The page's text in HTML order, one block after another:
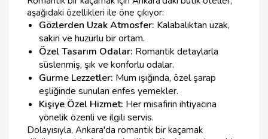
aşağıdaki özellikleri ile öne çıkıyor:
Gözlerden Uzak Atmosfer: Kalabalıktan uzak,
sakin ve huzurlu bir ortam.
Özel Tasarım Odalar: Romantik detaylarla
süslenmiş, şık ve konforlu odalar.
Gurme Lezzetler: Mum ışığında, özel şarap
eşliğinde sunulan enfes yemekler.
Kişiye Özel Hizmet: Her misafirin ihtiyacına
yönelik özenli ve ilgili servis.
Dolayısıyla, Ankara'da romantik bir kaçamak